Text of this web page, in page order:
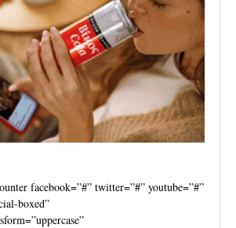
facebook=”#” twitter=”#” youtube=”#”
boxed”